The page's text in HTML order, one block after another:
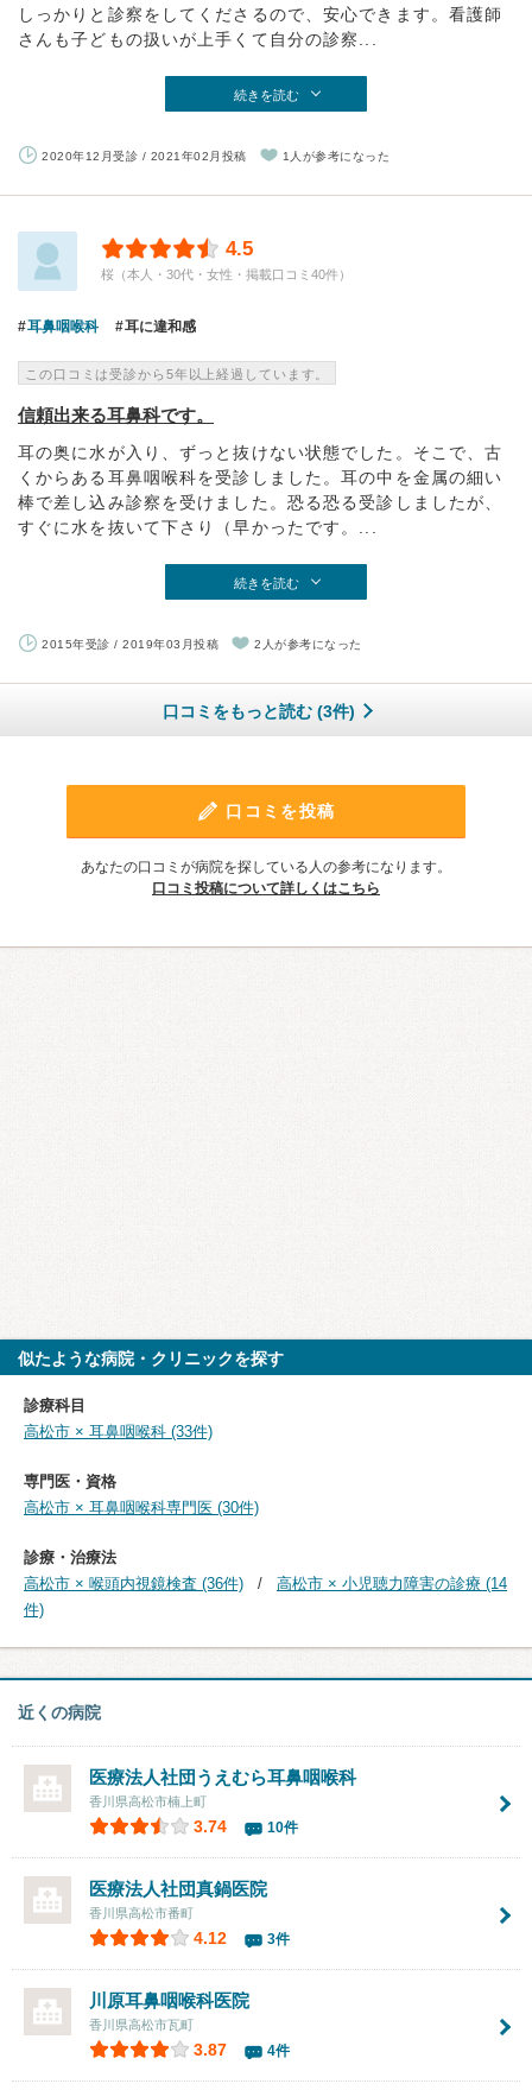
しっかりと診察をしてくださるので、安心できます。看護師
さんも子どもの扱いが上手くて自分の診察...
続きを読む
2020年12月受診 / 2021年02月投稿 1人が参考になった
4.5
桜（本人・30代・女性・掲載口コミ40件）
耳鼻咽喉科 耳に違和感
この口コミは受診から5年以上経過しています。
信頼出来る耳鼻科です。
耳の奥に水が入り、ずっと抜けない状態でした。そこで、古
くからある耳鼻咽喉科を受診しました。耳の中を金属の細い
棒で差し込み診察を受けました。恐る恐る受診しましたが、
すぐに水を抜いて下さり（早かったです。...
続きを読む
2015年受診 / 2019年03月投稿 2人が参考になった
口コミをもっと読む (3件)
口コミを投稿
あなたの口コミが病院を探している人の参考になります。
口コミ投稿について詳しくはこちら
似たような病院・クリニックを探す
診療科目
高松市 × 耳鼻咽喉科 (33件)
専門医・資格
高松市 × 耳鼻咽喉科専門医 (30件)
診療・治療法
高松市 × 喉頭内視鏡検査 (36件)
高松市 × 小児聴力障害の診療 (14
件)
近くの病院
医療法人社団うえむら耳鼻咽喉科
香川県高松市楠上町
3.74 10件
医療法人社団真鍋医院
香川県高松市番町
4.12 3件
川原耳鼻咽喉科医院
香川県高松市瓦町
3.87 4件